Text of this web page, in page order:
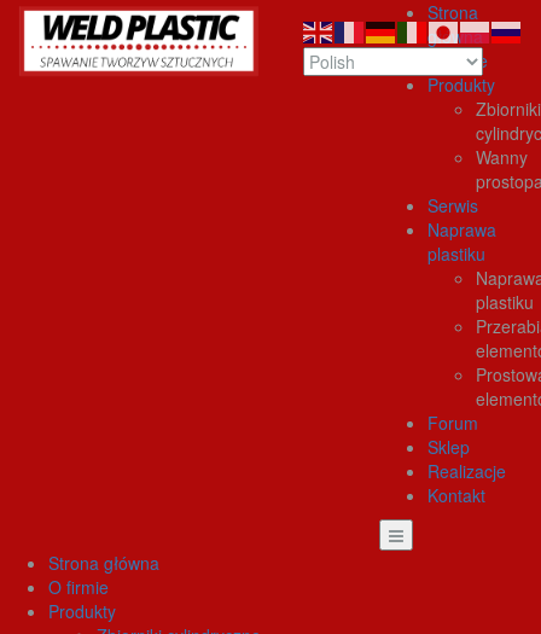
Strona
główna
O firmie
Produkty
Zbiorniki
Wanny
Serwis
Naprawa
plastiku
plastiku
Forum
Sklep
Realizacje
Kontakt
Strona główna
O firmie
Produkty